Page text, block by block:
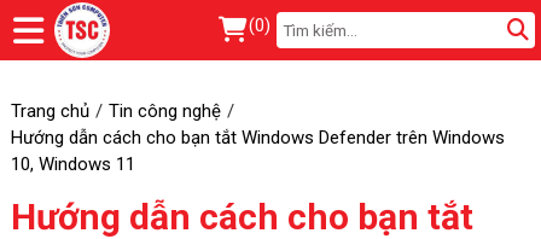
(0)
Trang chủ
Tin công nghệ
Hướng dẫn cách cho bạn tắt Windows Defender trên Windows
10, Windows 11
Hướng dẫn cách cho bạn tắt